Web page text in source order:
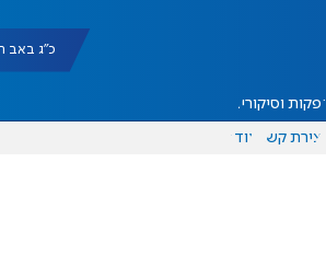
כ"ג באב תשפ"ו
הפקות וסיקורים
יצירת קשר עוד